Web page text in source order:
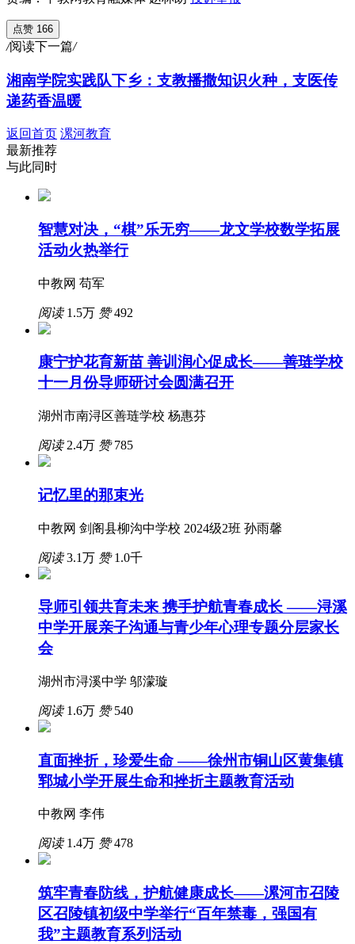
点赞 166
/阅读下一篇/
湘南学院实践队下乡：支教播撒知识火种，支医传
递药香温暖
返回首页 漯河教育
最新推荐
与此同时
智慧对决，“棋”乐无穷——龙文学校数学拓展
活动火热举行
中教网 苟军
阅读1.5万 赞492
康宁护花育新苗 善训润心促成长——善琏学校
十一月份导师研讨会圆满召开
湖州市南浔区善琏学校 杨惠芬
阅读2.4万 赞785
记忆里的那束光
中教网 剑阁县柳沟中学校 2024级2班 孙雨馨
阅读3.1万 赞1.0千
导师引领共育未来 携手护航青春成长 ——浔溪
中学开展亲子沟通与青少年心理专题分层家长
会
湖州市浔溪中学 邬濛璇
阅读1.6万 赞540
直面挫折，珍爱生命 ——徐州市铜山区黄集镇
郓城小学开展生命和挫折主题教育活动
中教网 李伟
阅读1.4万 赞478
筑牢青春防线，护航健康成长——漯河市召陵
区召陵镇初级中学举行“百年禁毒，强国有
我”主题教育系列活动